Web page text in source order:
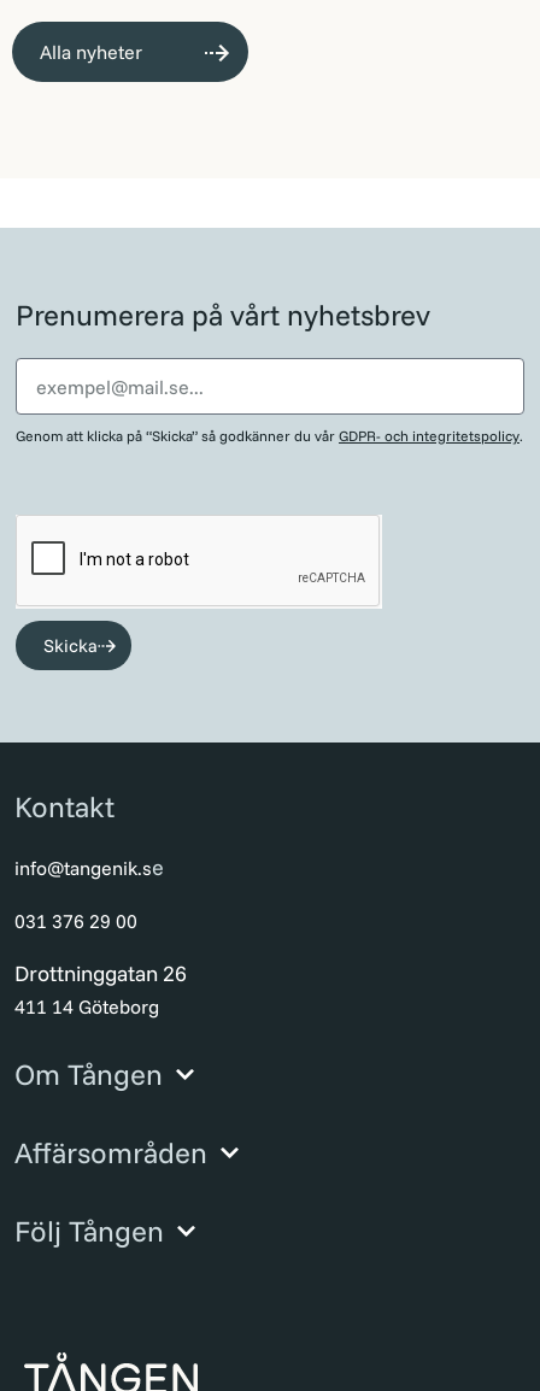
och ger oss en […]
Alla nyheter
Genom att klicka på “Skicka” så godkänner du vår GDPR- och integritetspolicy.
Skicka
Prenumerera på vårt nyhetsbrev
Kontakt
info@tangenik.se
031 376 29 00
Drottninggatan 26
411 14 Göteborg
Om Tången
Affärsområden
Följ Tången